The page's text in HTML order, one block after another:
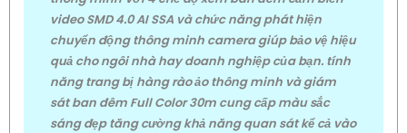
video SMD 4.0 AI SSA và chức năng phát hiện
chuyển động thông minh camera giúp bảo vệ hiệu
quả cho ngôi nhà hay doanh nghiệp của bạn. tính
năng trang bị hàng rào ảo thông minh và giám
sát ban đêm Full Color 30m cung cấp màu sắc
sáng đẹp tăng cường khả năng quan sát kể cả vào